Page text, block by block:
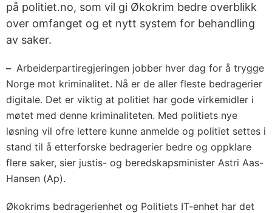
på politiet.no, som vil gi Økokrim bedre overblikk
over omfanget og et nytt system for behandling
av saker.
– Arbeiderpartiregjeringen jobber hver dag for å trygge
Norge mot kriminalitet. Nå er de aller fleste bedragerier
digitale. Det er viktig at politiet har gode virkemidler i
møtet med denne kriminaliteten. Med politiets nye
løsning vil ofre lettere kunne anmelde og politiet settes i
stand til å etterforske bedragerier bedre og oppklare
flere saker, sier justis- og beredskapsminister Astri Aas-
Hansen (Ap).
Økokrims bedragerienhet og Politiets IT-enhet har det